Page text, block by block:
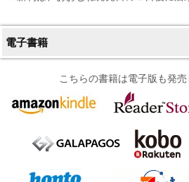
電子書籍
こちらの書籍は電子版も発売